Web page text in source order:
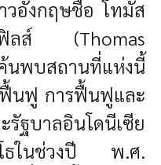
วอังกฤษชื่อ โทมัส
ลส์ (Thomas
นพบสถานที่แห่งนี้
ฟื้นฟู การฟื้นฟูและ
รัฐบาลอินโดนีเซีย
โธในช่วงปี พ.ศ.